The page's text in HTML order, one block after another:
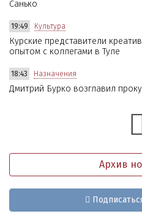
Санько
19:49 Культура
Курские представители
опытом с коллегами в Туле
18:43 Назначения
Дмитрий Бурко возглавил
Архив